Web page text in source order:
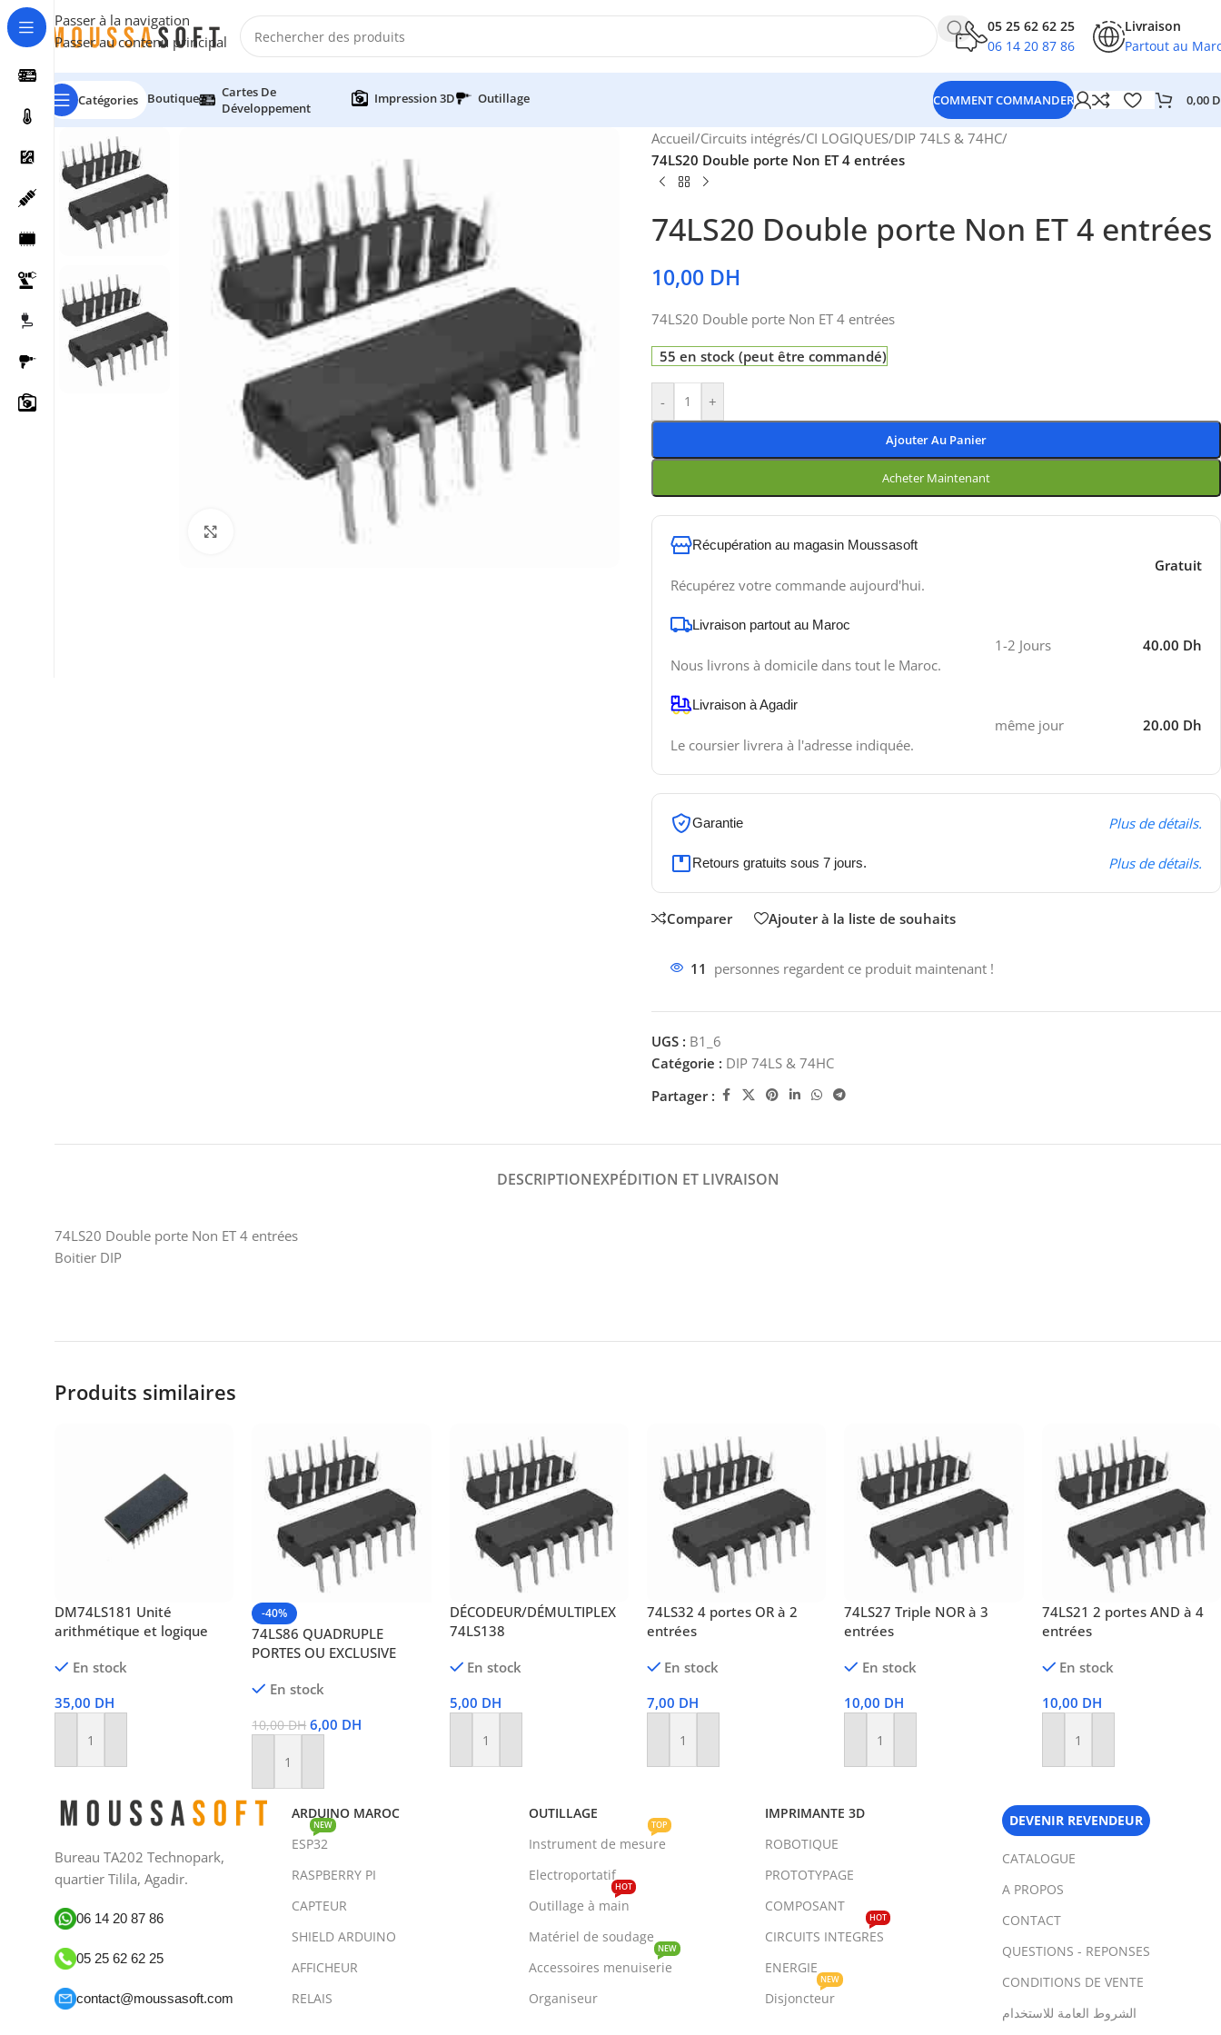
Passer à la navigation
Passer au contenu principal
05 25 62 62 25
06 14 20 87 86
Livraison
Partout au
Catégories Boutique
Cartes De
Développement
Impression 3D Outillage COMMENT COMMANDER 0,00
Cliquez pour agrandir
Accueil/Circuits intégrés/CI LOGIQUES/DIP 74LS & 74HC/
74LS20 Double porte Non ET 4 entrées
74LS20 Double porte Non ET 4 entrées
10,00 DH
74LS20 Double porte Non ET 4 entrées
55 en stock (peut être commandé)
- +
Ajouter Au Panier
Acheter Maintenant
Récupération au magasin Moussasoft
Récupérez votre commande aujourd'hui.
Gratuit
Livraison partout au Maroc
Nous livrons à domicile dans tout le Maroc.
1-2 Jours 40.00 Dh
Livraison à Agadir
Le coursier livrera à l'adresse indiquée.
même jour 20.00 Dh
Garantie Plus de détails.
Retours gratuits sous 7 jours. Plus de détails.
Comparer Ajouter à la liste de souhaits
11 personnes regardent ce produit maintenant !
UGS : B1_6
Catégorie : DIP 74LS & 74HC
Partager :
DESCRIPTIONEXPÉDITION ET LIVRAISON
74LS20 Double porte Non ET 4 entrées
Boitier DIP
Produits similaires
DM74LS181 Unité
arithmétique et logique
En stock
35,00 DH
Ajouter Au Panier
-40%
74LS86 QUADRUPLE
PORTES OU EXCLUSIVE
En stock
10,00DH 6,00 DH
Ajouter Au Panier
DÉCODEUR/DÉMULTIPLEX
74LS138
En stock
5,00 DH
Ajouter Au Panier
74LS32 4 portes OR à 2
entrées
En stock
7,00 DH
Ajouter Au Panier
74LS27 Triple NOR à 3
entrées
En stock
10,00 DH
Ajouter Au Panier
74LS21 2 portes AND à 4
entrées
En stock
10,00 DH
Ajouter Au Panier
Bureau TA202 Technopark,
quartier Tilila, Agadir.
06 14 20 87 86
05 25 62 62 25
contact@moussasoft.com
ARDUINO MAROC
ESP32
NEW
RASPBERRY PI
CAPTEUR
SHIELD ARDUINO
AFFICHEUR
RELAIS
OUTILLAGE
Instrument de mesure
TOP
Electroportatif
Outillage à main
HOT
Matériel de soudage
Accessoires menuiserie
NEW
Organiseur
IMPRIMANTE 3D
ROBOTIQUE
PROTOTYPAGE
COMPOSANT
CIRCUITS INTEGRES
HOT
ENERGIE
Disjoncteur
NEW
DEVENIR REVENDEUR
CATALOGUE
A PROPOS
CONTACT
QUESTIONS - REPONSES
CONDITIONS DE VENTE
الشروط العامة للاستخدام